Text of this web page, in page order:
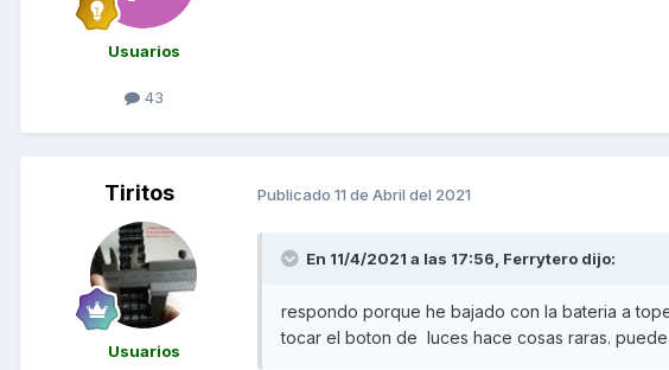
Usuarios
43
Tiritos
Usuarios
Publicado 11 de Abril del 2021
En 11/4/2021 a las 17:56, Ferrytero dijo:
respondo porque he bajado con la bateria a
tocar el boton de luces hace cosas raras.